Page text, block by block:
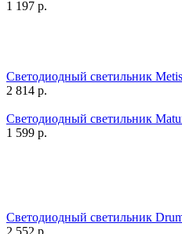
1 197 р.
Светодиодный светильник
2 814 р.
Светодиодный светильник
1 599 р.
Светодиодный светильник
2 552 р.